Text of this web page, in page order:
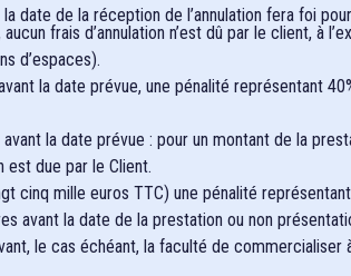
de la réception de l’annulation fera foi
frais d’annulation n’est dû par le client,
d’espaces).
la date prévue, une pénalité représentant
la date prévue : pour un montant de la
est due par le Client.
cinq mille euros TTC) une pénalité
avant la date de la prestation ou non
le cas échéant, la faculté de